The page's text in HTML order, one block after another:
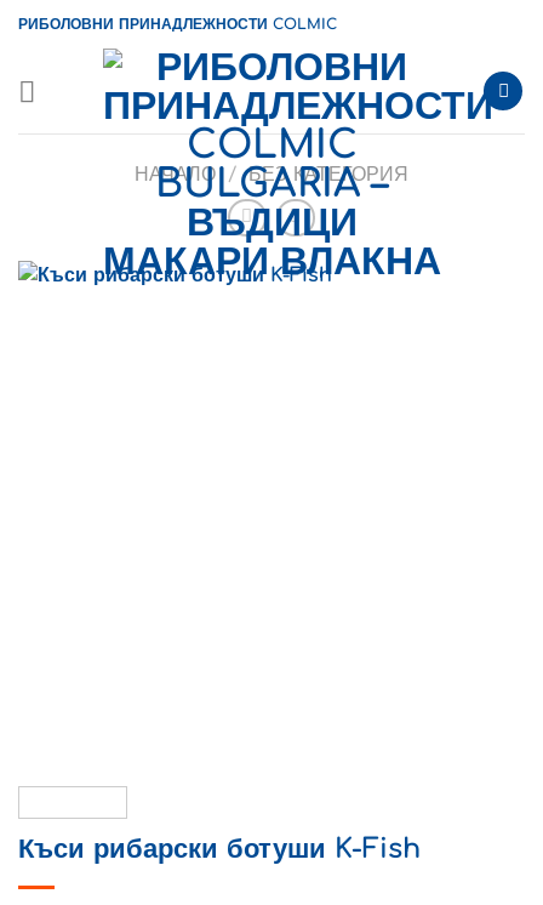
SkipРИБОЛОВНИ ПРИНАДЛЕЖНОСТИ COLMIC
НАЧАЛО / БЕЗ КАТЕГОРИЯ
Къси рибарски ботуши K-Fish